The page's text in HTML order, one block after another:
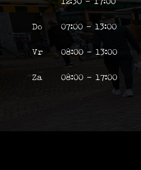
Do 07:00 - 13:00
Vr 08:00 - 13:00
Za 08:00 - 17:00